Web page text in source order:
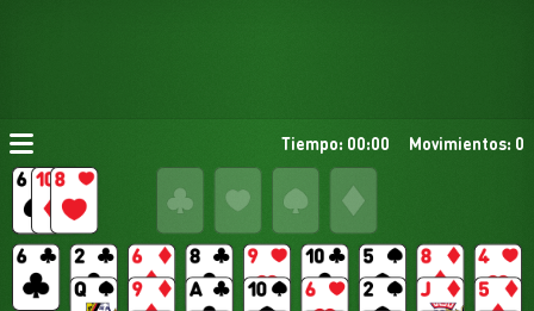
Tiempo: 00:00 Movimientos: 0